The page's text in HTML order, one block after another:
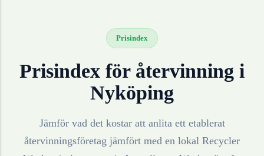
Prisindex
Prisindex för återvinning i
Nyköping
Jämför vad det kostar att anlita ett etablerat
återvinningsföretag jämfört med en lokal Recycler